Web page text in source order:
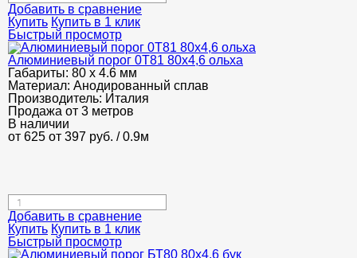
Добавить в сравнение
Купить Купить в 1 клик
Быстрый просмотр
Алюминиевый порог 0Т81 80х4,6 ольха
Габариты: 80 х 4.6 мм
Материал: Анодированный сплав
Производитель: Италия
Продажа от 3 метров
В наличии
от 625 от 397 руб. / 0.9м
Добавить в сравнение
Купить Купить в 1 клик
Быстрый просмотр